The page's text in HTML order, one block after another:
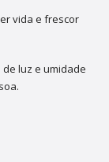
vida e frescor
luz e umidade